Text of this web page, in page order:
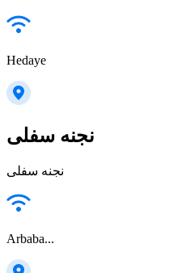
Hedaye
نجنه سفلی
نجنه سفلی
Arbaba...